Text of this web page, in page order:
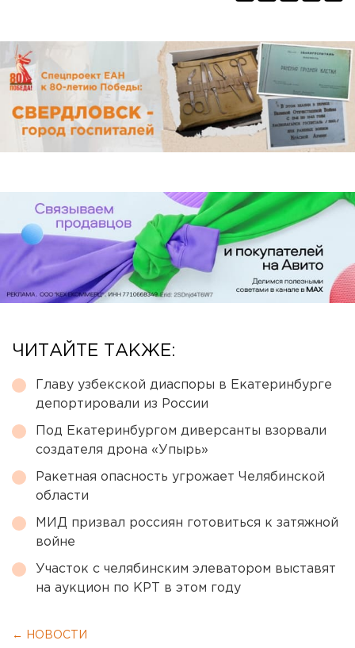
ЧИТАЙТЕ ТАКЖЕ:
Главу узбекской диаспоры в Екатеринбурге
депортировали из России
Под Екатеринбургом диверсанты взорвали
создателя дрона «Упырь»
Ракетная опасность угрожает Челябинской
области
МИД призвал россиян готовиться к затяжной
войне
Участок с челябинским элеватором выставят
на аукцион по КРТ в этом году
← НОВОСТИ